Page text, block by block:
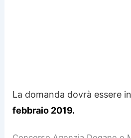
La domanda dovrà essere
febbraio 2019.